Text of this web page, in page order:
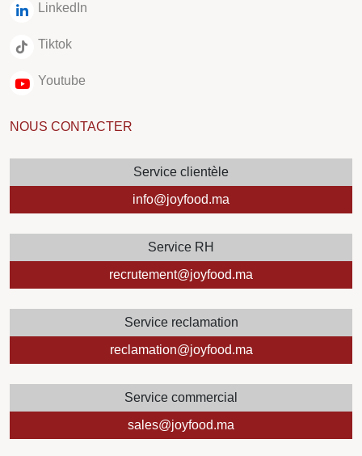
LinkedIn
Tiktok
Youtube
NOUS CONTACTER
Service clientèle
info@joyfood.ma
Service RH
recrutement@joyfood.ma
Service reclamation
reclamation@joyfood.ma
Service commercial
sales@joyfood.ma